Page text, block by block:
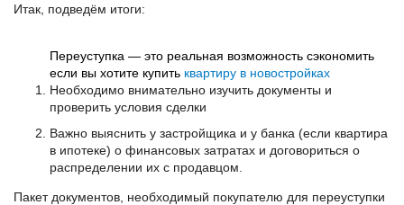
Итак, подведём итоги:
Переуступка — это реальная возможность сэкономить
если вы хотите купить квартиру в новостройках
Необходимо внимательно изучить документы и
проверить условия сделки
Важно выяснить у застройщика и у банка (если квартира
в ипотеке) о финансовых затратах и договориться о
распределении их с продавцом.
Пакет документов, необходимый покупателю для переуступки